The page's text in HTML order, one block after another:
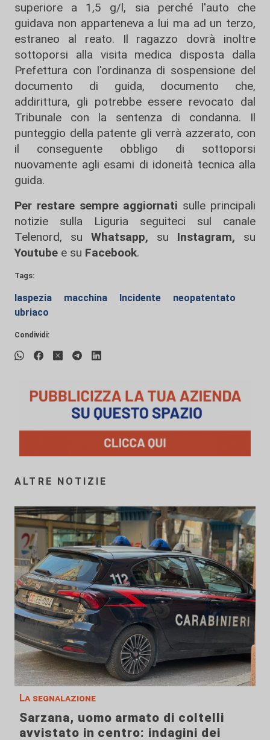
superiore a 1,5 g/l, sia perché l'auto che
guidava non apparteneva a lui ma ad un terzo,
estraneo al reato. Il ragazzo dovrà inoltre
sottoporsi alla visita medica disposta dalla
Prefettura con l'ordinanza di sospensione del
documento di guida, documento che,
addirittura, gli potrebbe essere revocato dal
Tribunale con la sentenza di condanna. Il
punteggio della patente gli verrà azzerato, con
il conseguente obbligo di sottoporsi
nuovamente agli esami di idoneità tecnica alla
guida.
Per restare sempre aggiornati sulle principali
notizie sulla Liguria seguiteci sul canale
Telenord, su
Whatsapp, su Instagram, su
Youtube e su Facebook.
Tags:
laspezia macchina Incidente
neopatentato
ubriaco
Condividi:
ALTRE NOTIZIE
La segnalazione
Sarzana, uomo armato di coltelli
avvistato in centro: indagini dei